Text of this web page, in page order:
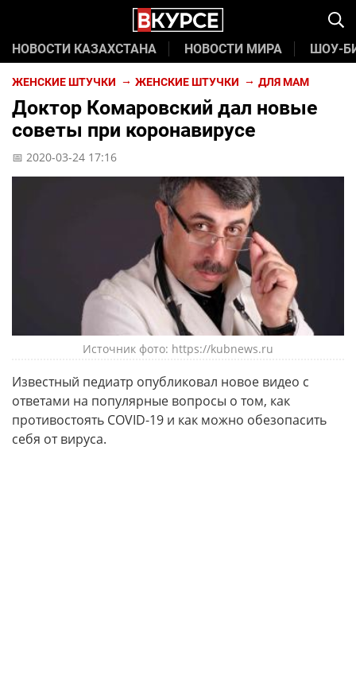
НОВОСТИ КАЗАХСТАНА НОВОСТИ МИРА ШОУ-
ЖЕНСКИЕ ШТУЧКИ ЖЕНСКИЕ ШТУЧКИ ДЛЯ МАМ
Доктор Комаровский дал новые
советы при коронавирусе
📅 2020-03-24 17:16
Источник фото: https://kubnews.ru
Известный педиатр опубликовал новое видео с
ответами на популярные вопросы о том, как
противостоять COVID-19 и как можно обезопасить
себя от вируса.